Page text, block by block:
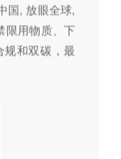
国, 放眼全球,
限用物质、下
和双碳，最